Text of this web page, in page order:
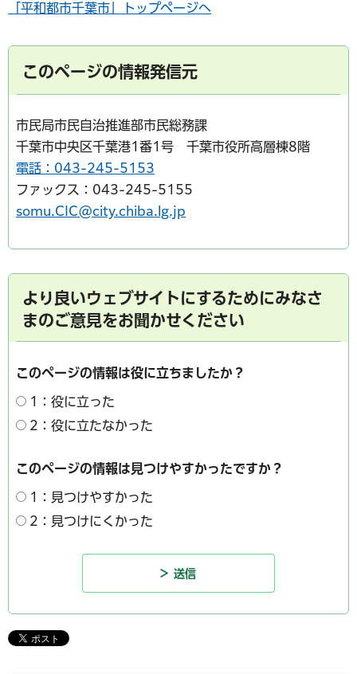
「平和都市千葉市」トップページへ
このページの情報発信元
市民局市民自治推進部市民総務課
千葉市中央区千葉港1番1号 千葉市役所高層棟8階
電話：043-245-5153
ファックス：043-245-5155
somu.CIC@city.chiba.lg.jp
より良いウェブサイトにするためにみなさ
まのご意見をお聞かせください
このページの情報は役に立ちましたか？
1：役に立った
2：役に立たなかった
このページの情報は見つけやすかったですか？
1：見つけやすかった
2：見つけにくかった